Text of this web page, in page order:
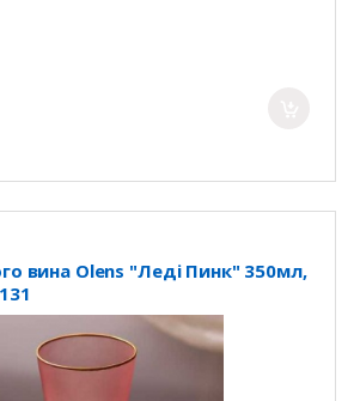
вина Olens "Леді Пинк" 350мл,